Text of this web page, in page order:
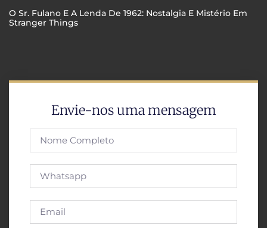
O Sr. Fulano E A Lenda De 1962: Nostalgia E Mistério Em
Stranger Things
Envie-nos uma mensagem